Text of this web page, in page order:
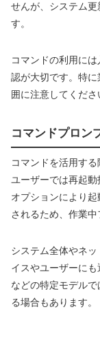
せんが、システム
す。
コマンドの利用に
認が大切です。特
囲に注意してくださ
コマンドプロン
コマンドを活用す
ユーザーでは再起動
オプションにより
されるため、作業中
システム全体やネ
イスやユーザーに
などの特定モデル
る場合もあります。